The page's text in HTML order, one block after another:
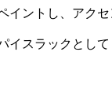
イントし、アク
イスラックとし